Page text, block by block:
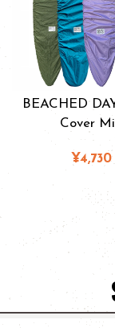
BEACHED
Cover
¥4,730